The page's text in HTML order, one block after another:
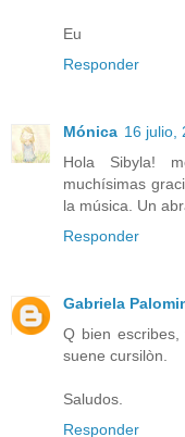
Eu
Responder
Mónica 16 julio,
Hola Sibyla!
muchísimas
la música. Un
Responder
Gabriela
Q bien
suene cursilòn.
Saludos.
Responder